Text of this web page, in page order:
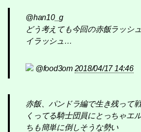
@han10_g
どう考えても今回の赤飯ラッシ
イラッシュ…
@food3om 2018/04/17 14:46
赤飯、パンドラ編で生き残って
くってる騎士団員にとっちゃエ
ちも簡単に倒しそうな勢い